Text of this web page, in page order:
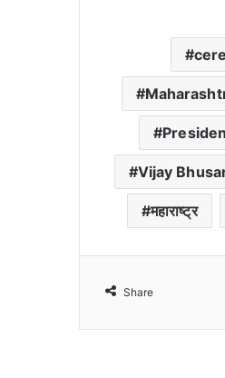
Vijay
महाराष्ट्र
Share